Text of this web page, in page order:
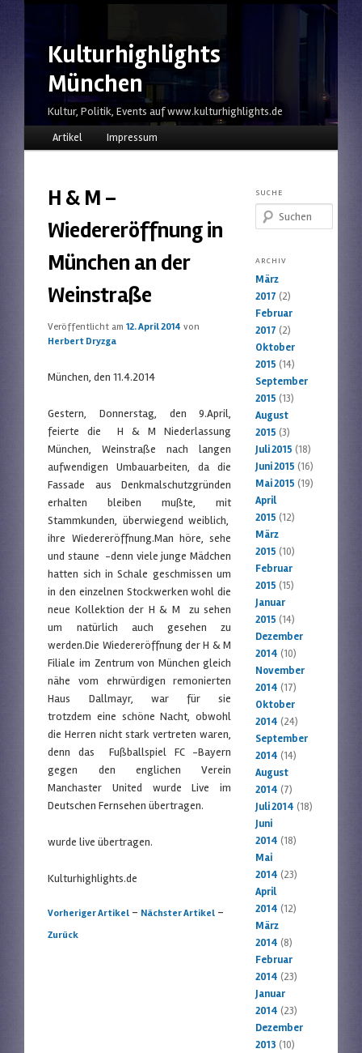
Kulturhighlights
München
Kultur, Politik, Events auf www.kulturhighlights.de
HauptmenüZum Inhalt wechseln
Zum sekundären Inhalt wechseln
Artikel Impressum
H & M –
Wiedereröffnung in
München an der
Weinstraße
Veröffentlicht am12. April 2014 von
Herbert Dryzga
München, den 11.4.2014
Gestern, Donnerstag, den 9.April,
feierte die H & M Niederlassung
München, Weinstraße nach langen
aufwendigen Umbauarbeiten, da die
Fassade aus Denkmalschutzgründen
erhalten bleiben mußte, mit
Stammkunden, überwiegend weiblich,
ihre Wiedereröffnung.Man höre, sehe
und staune -denn viele junge Mädchen
hatten sich in Schale geschmissen um
in den einzelnen Stockwerken wohl die
neue Kollektion der H & M zu sehen
um natürlich auch gesehen zu
werden.Die Wiedereröffnung der H & M
Filiale im Zentrum von München gleich
nähe vom ehrwürdigen remonierten
Haus Dallmayr, war für sie
trotzdem eine schöne Nacht, obwohl
die Herren nicht stark vertreten waren,
denn das Fußballspiel FC -Bayern
gegen den englichen Verein
Manchaster United wurde Live im
Deutschen Fernsehen übertragen.
wurde live übertragen.
Kulturhighlights.de
Artikelnavigation
Vorheriger Artikel - Nächster Artikel -
Zurück
SUCHE
Suchen
ARCHIV
März
2017 (2)
Februar
2017 (2)
Oktober
2015 (14)
September
2015 (13)
August
2015 (3)
Juli 2015 (18)
Juni 2015 (16)
Mai 2015 (19)
April
2015 (12)
März
2015 (10)
Februar
2015 (15)
Januar
2015 (14)
Dezember
2014 (10)
November
2014 (17)
Oktober
2014 (24)
September
2014 (14)
August
2014 (7)
Juli 2014 (18)
Juni
2014 (18)
Mai
2014 (23)
April
2014 (12)
März
2014 (8)
Februar
2014 (23)
Januar
2014 (23)
Dezember
2013 (10)